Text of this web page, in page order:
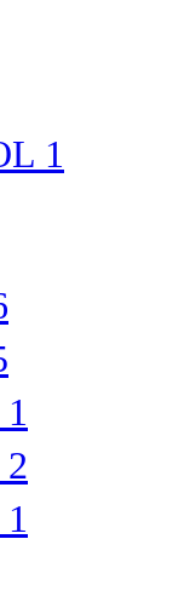
1
1
2
1